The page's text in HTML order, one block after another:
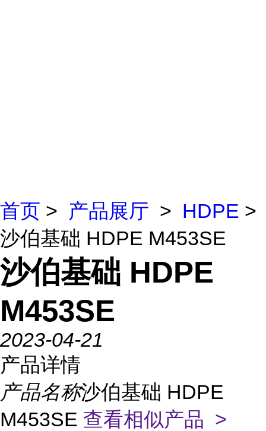
首页 > 产品展厅 > HDPE >
沙伯基础 HDPE M453SE
沙伯基础 HDPE
M453SE
2023-04-21
产品详情
产品名称沙伯基础 HDPE
M453SE 查看相似产品 >